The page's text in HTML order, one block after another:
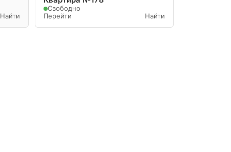
Найти
Свободно
Перейти
Найти